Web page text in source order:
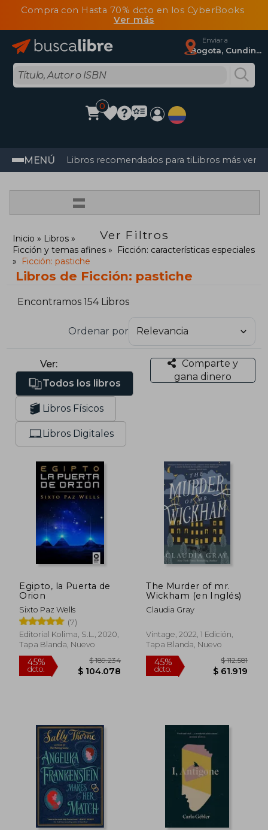
Compra con Hasta 70% dcto en los CyberBooks
Ver más
Enviar a
Bogota, Cundinamarca
0
MENÚ Libros recomendados para tiLibros más
=
Ver Filtros
Inicio
Libros
Ficción y temas afines
Ficción: características especiales
Ficción: pastiche
Libros de Ficción: pastiche
Encontramos 154 Libros
Ordenar por
Ver:
Todos los libros
Libros Físicos
Libros Digitales
Comparte y
gana dinero
Egipto, la Puerta de
Orion
Sixto Paz Wells
(7)
Editorial Kolima, S.L., 2020,
Tapa Blanda, Nuevo
45%
dcto. $ 104.078
The Murder of mr.
Wickham (en Inglés)
Claudia Gray
Vintage, 2022, 1 Edición,
Tapa Blanda, Nuevo
45%
dcto.